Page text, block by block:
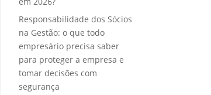
Responsabilidade dos Sócios
na Gestão: o que todo
empresário precisa saber
para proteger a empresa e
tomar decisões com
segurança